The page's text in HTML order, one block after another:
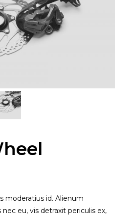
moderatius id. Alienum
eu, vis detraxit periculis ex,